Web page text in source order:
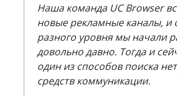
Наша команда UC Browser
новые рекламные каналы, и
разного уровня мы начали
довольно давно. Тогда и
один из способов поиска
средств коммуникации.